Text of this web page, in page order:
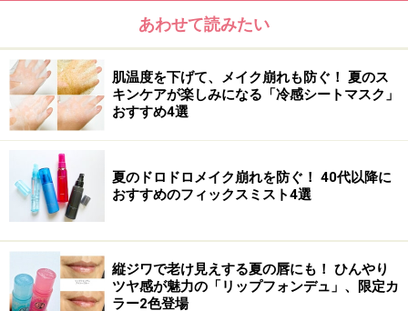
朝のヘアケアが必要な理由
40・50代の女性の髪悩み上位にランクインする「髪のパ
サつき」「髪のくせ」「髪のつや」に関してアプローチ
するには、朝のケアでブラッシングを取り入れることで
スタイリング前にある程度カバーしておくことが必要で
す。
紫外線を防止することが予防に繋がります。以下、詳細
についてご紹介していきましょう。
あわせて読みたい
肌温度を下げて、メイク崩れも防ぐ！ 夏のス
キンケアが楽しみになる「冷感シートマスク」
おすすめ4選
夏のドロドロメイク崩れを防ぐ！ 40代以降に
おすすめのフィックスミスト4選
縦ジワで老け見えする夏の唇にも！ ひんやり
ツヤ感が魅力の「リップフォンデュ」、限定カ
ラー2色登場